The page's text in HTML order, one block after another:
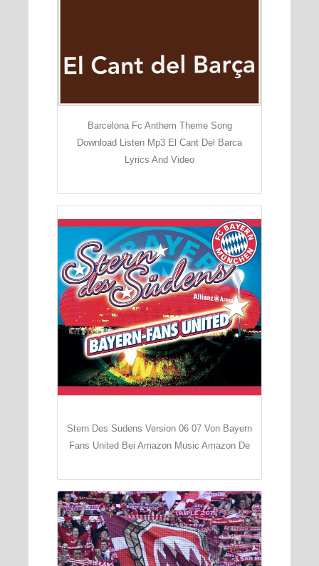
Barcelona Fc Anthem Theme Song
Download Listen Mp3 El Cant Del Barca
Lyrics And Video
Stern Des Sudens Version 06 07 Von Bayern
Fans United Bei Amazon Music Amazon De